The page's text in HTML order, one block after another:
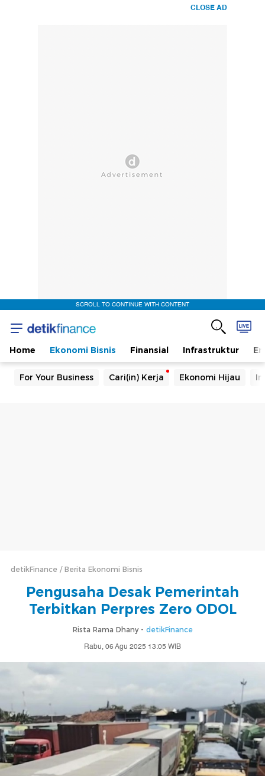
CLOSE AD
SCROLL TO CONTINUE WITH CONTENT
Home Ekonomi Bisnis Finansial Infrastruktur
For Your Business Cari(in) Kerja Ekonomi Hijau
detikFinance Berita Ekonomi Bisnis
Pengusaha Desak Pemerintah
Terbitkan Perpres Zero ODOL
Rista Rama Dhany - detikFinance
Rabu, 06 Agu 2025 13:05 WIB